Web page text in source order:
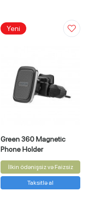
Yeni
Green 360 Magnetic
Phone Holder
İlkin ödənişsiz və Faizsiz
Taksitlə al